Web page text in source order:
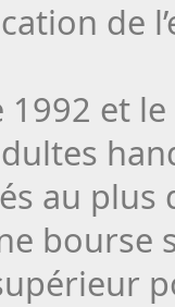
de
1992 et
au